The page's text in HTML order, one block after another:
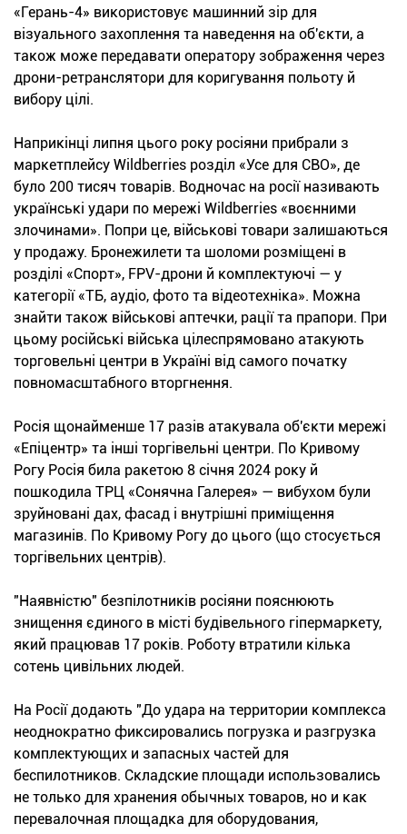
«Герань-4» використовує машинний зір для
візуального захоплення та наведення на об'єкти, а
також може передавати оператору зображення через
дрони-ретранслятори для коригування польоту й
вибору цілі.
Наприкінці липня цього року росіяни прибрали з
маркетплейсу Wildberries розділ «Усе для СВО», де
було 200 тисяч товарів. Водночас на росії називають
українські удари по мережі Wildberries «воєнними
злочинами». Попри це, військові товари залишаються
у продажу. Бронежилети та шоломи розміщені в
розділі «Спорт», FPV-дрони й комплектуючі — у
категорії «ТБ, аудіо, фото та відеотехніка». Можна
знайти також військові аптечки, рації та прапори. При
цьому російські війська цілеспрямовано атакують
торговельні центри в Україні від самого початку
повномасштабного вторгнення.
Росія щонайменше 17 разів атакувала об'єкти мережі
«Епіцентр» та інші торгівельні центри. По Кривому
Рогу Росія била ракетою 8 січня 2024 року й
пошкодила ТРЦ «Сонячна Галерея» — вибухом були
зруйновані дах, фасад і внутрішні приміщення
магазинів. По Кривому Рогу до цього (що стосується
торгівельних центрів).
"Наявністю" безпілотників росіяни пояснюють
знищення єдиного в місті будівельного гіпермаркету,
який працював 17 років. Роботу втратили кілька
сотень цивільних людей.
На Росії додають "До удара на территории комплекса
неоднократно фиксировались погрузка и разгрузка
комплектующих и запасных частей для
беспилотников. Складские площади использовались
не только для хранения обычных товаров, но и как
перевалочная площадка для оборудования,